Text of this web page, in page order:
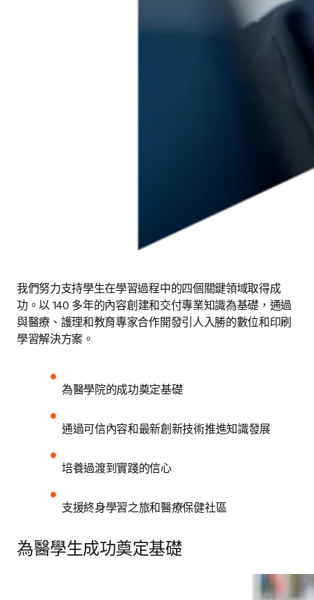
我們努力支持學生在學習過程中的四個關鍵領域取得成
功。以 140 多年的內容創建和交付專業知識為基礎，通過
與醫療、護理和教育專家合作開發引人入勝的數位和印刷
學習解決方案。
為醫學院的成功奠定基礎
通過可信內容和最新創新技術推進知識發展
培養過渡到實踐的信心
支援終身學習之旅和醫療保健社區
為醫學生成功奠定基礎